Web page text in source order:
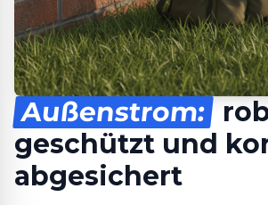
Außenstrom:
geschützt und
abgesichert